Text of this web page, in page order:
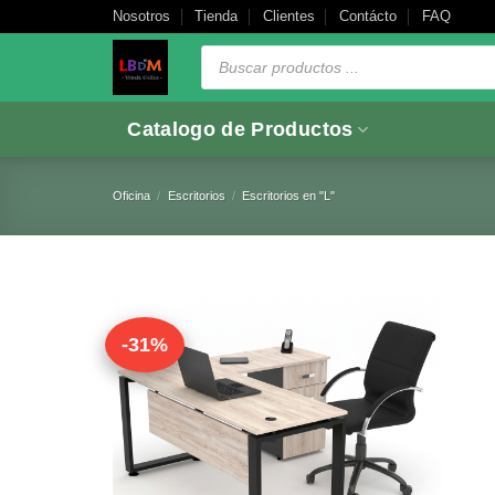
Nosotros Tienda Clientes Contácto FAQ
Búsqueda
Catalogo de Productos
Oficina / Escritorios / Escritorios en "L"
-31%